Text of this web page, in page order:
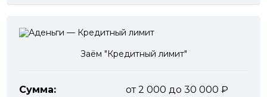
Заём "Кредитный лимит"
Сумма:
от 2 000 до 30 000